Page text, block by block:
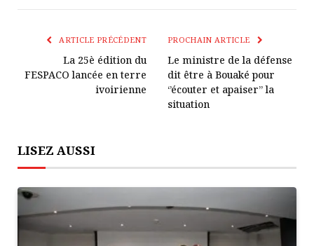
Lien
ARTICLE PRÉCÉDENT
La 25è édition du
FESPACO lancée en terre
ivoirienne
PROCHAIN ARTICLE
Le ministre de la défense
dit être à Bouaké pour
‘’écouter et apaiser’’ la
situation
LISEZ AUSSI